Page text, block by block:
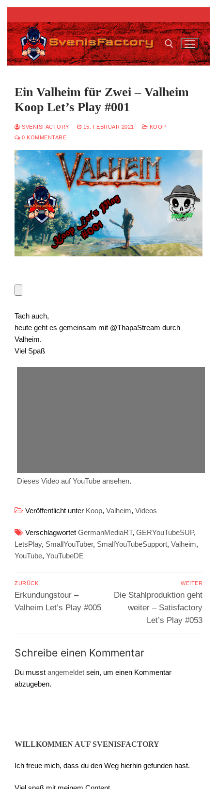
Zum
Inhalt
springen
Ein Valheim für Zwei – Valheim
Koop Let’s Play #001
SVENISFACTORY 15. FEBRUAR 2021
KOOP
0 KOMMENTARE
Tach auch,
heute geht es gemeinsam mit @ThapaStream durch
Valheim.
Viel Spaß
Dieses Video auf YouTube ansehen.
Veröffentlicht unter Koop, Valheim, Videos
Verschlagwortet GermanMediaRT, GERYouTubeSUP,
LetsPlay, SmallYouTuber, SmallYouTubeSupport, Valheim,
YouTube, YouTubeDE
Beitragsnavigation
ZURÜCK
Vorheriger
Beitrag:
Erkundungstour –
Valheim Let’s Play #005
WEITER
Nächster
Beitrag:
Die Stahlproduktion geht
weiter – Satisfactory
Let’s Play #053
Schreibe einen Kommentar
Du musst angemeldet sein, um einen Kommentar
abzugeben.
WILLKOMMEN AUF SVENISFACTORY
Ich freue mich, dass du den Weg hierhin gefunden hast.